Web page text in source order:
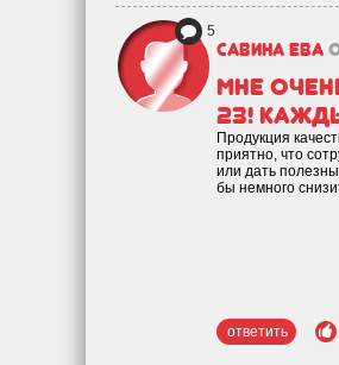
5
Савина Ева
Мне
23!
Продукция
приятно, что
или дать
бы немного
ответить